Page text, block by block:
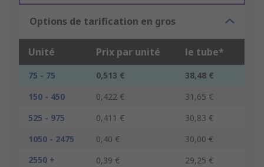
Options de tarification en gros
Unité Prix par unité le tube*
75 - 75 0,513 €
38,48 €
150 - 450
0,422 €
31,65 €
525 - 975
0,411 €
30,83 €
1050 - 2475
0,40 €
30,00 €
2550 +
0,39 € 29,25 €